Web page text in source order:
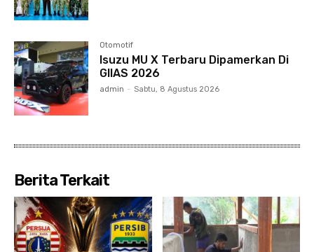
Otomotif
Isuzu MU X Terbaru Dipamerkan Di
GIIAS 2026
admin - Sabtu, 8 Agustus 2026
Berita Terkait